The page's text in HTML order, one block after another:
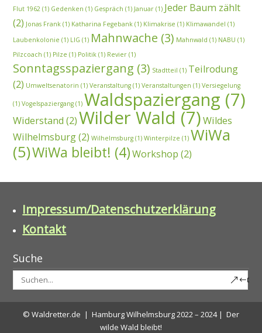
Flut 1962 (1) Gedenken (1) Gespräch (1) Januar (1) Jeder Baum zählt
(2) Jonas Frank (1) Katharina Fegebank (1) Klimakrise (1) Klimawandel (1)
Laubenkolonie (1) LIG (1) Mahnwache (3) Mahnwald (1) NABU (1)
Pilzcoach (1) Pilze (1) Politik (1) Revier (1)
Sonntagsspaziergang (3) Stadtteil (1) Teilrodung
(2) Umweltsenatorin (1) Veranstaltung (1) Veranstaltungen (1) Versiegelung
(1) Vogelspaziergang (1) Waldspaziergang (7)
Widerstand (2) Wilder Wald (7) Wildes
Wilhelmsburg(2) Wilhelmsburg (1) Winterpilze (1) WiWa
(5)WiWa bleibt! (4) Workshop (2)
Impressum/Datenschutzerklärung
Kontakt
Suche
© Waldretter.de | Hamburg Wilhelmsburg 2022 – 2024 | Der
wilde Wald bleibt!